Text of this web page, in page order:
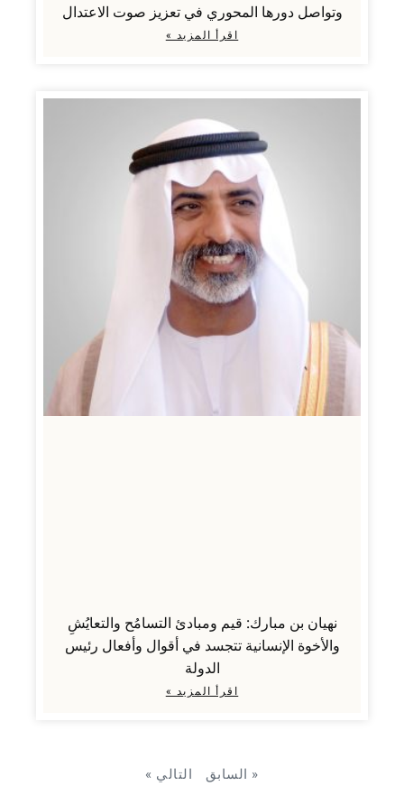
وتواصل دورها المحوري في تعزيز صوت الاعتدال
اقرأ المزيد »
نهيان بن مبارك: قيم ومبادئ التسامُح والتعايُشِ
والأخوة الإنسانية تتجسد في أقوال وأفعال رئيس
الدولة
اقرأ المزيد »
« السابق التالي »